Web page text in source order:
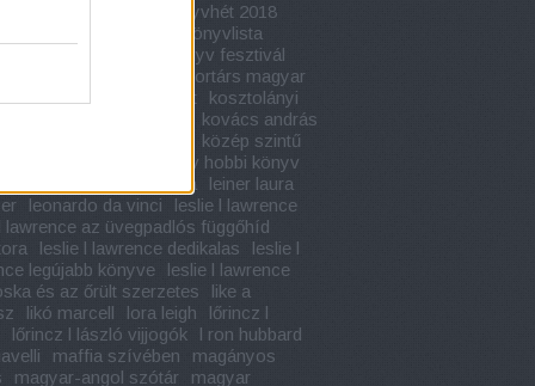
könyvhét 2018
könyvlista
könyv fesztivál
kortárs magyar
kossuth könyvesbolt
kosztolányi
kovács andrás
közép szintű
kreatív hobbi könyv
leiner laura
leiner laura
leonardo da vinci
leslie l lawrence
lawrence az üvegpadlós függőhíd
leslie l lawrence dedikalas
leslie l
legújabb könyve
leslie l lawrence
és az őrült szerzetes
like a
likó marcell lora leigh
lőrincz l
lőrincz l lászló vijjogók
l ron hubbard
maffia szívében
magányos
magyar-angol szótár
magyar